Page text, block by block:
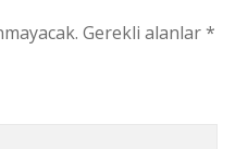
Gerekli alanlar*